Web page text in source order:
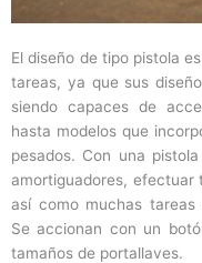
El diseño de tipo pistola
tareas, ya que sus
siendo capaces de
hasta modelos que
pesados. Con una
amortiguadores, efectuar
así como muchas tareas
Se accionan con un
tamaños de portallaves.